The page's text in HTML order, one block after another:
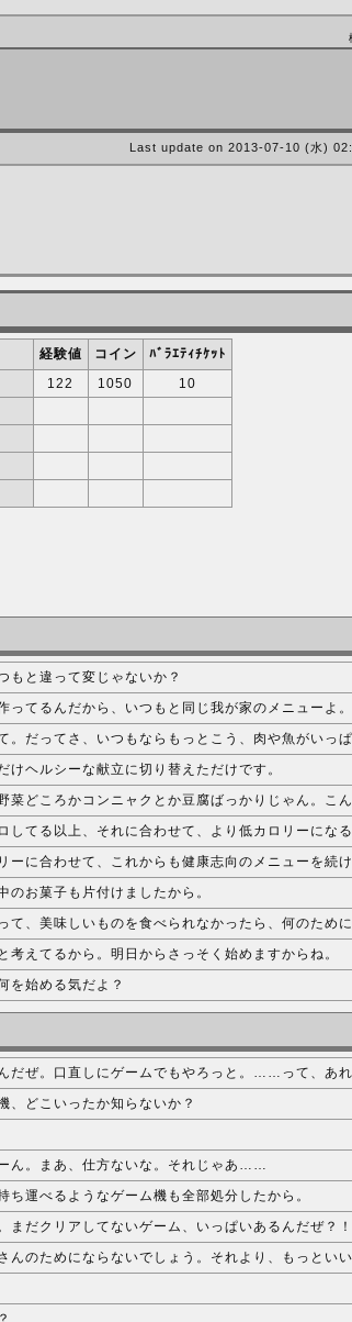
Last update on 2013-07-10 (水)
経験値 コイン
ﾊﾞﾗｴﾃｨﾁｹｯﾄ
122 1050
10
もと違って変じゃないか？
ってるんだから、いつもと同じ我が家のメニューよ。
。だってさ、いつもならもっとこう、肉や魚がいっ
けヘルシーな献立に切り替えただけです。
菜どころかコンニャクとか豆腐ばっかりじゃん。こ
してる以上、それに合わせて、より低カロリーになる
ーに合わせて、これからも健康志向のメニューを続け
のお菓子も片付けましたから。
、美味しいものを食べられなかったら、何のために
考えてるから。明日からさっそく始めますからね。
始める気だよ？
だぜ。口直しにゲームでもやろっと。……って、あれ
、どこいったか知らないか？
。まあ、仕方ないな。それじゃあ……
ち運べるようなゲーム機も全部処分したから。
だクリアしてないゲーム、いっぱいあるんだぜ？！
んのためにならないでしょう。それより、もっとい